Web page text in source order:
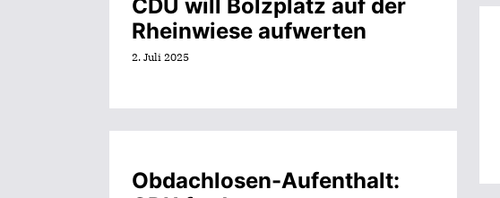
CDU will Bolzplatz auf der
Rheinwiese aufwerten
2. Juli 2025
Obdachlosen-Aufenthalt: